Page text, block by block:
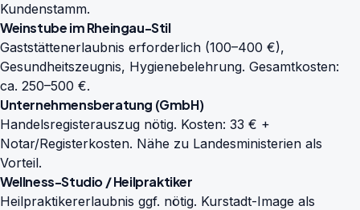
Kundenstamm.
Weinstube im Rheingau-Stil
Gaststättenerlaubnis erforderlich (100–400 €),
Gesundheitszeugnis, Hygienebelehrung. Gesamtkosten:
ca. 250–500 €.
Unternehmensberatung (GmbH)
Handelsregisterauszug nötig. Kosten: 33 € +
Notar/Registerkosten. Nähe zu Landesministerien als
Vorteil.
Wellness-Studio / Heilpraktiker
Heilpraktikererlaubnis ggf. nötig. Kurstadt-Image als